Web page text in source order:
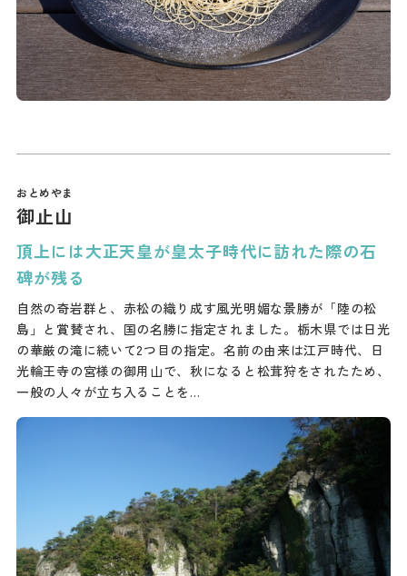
御止山
頂上には大正天皇が皇太子時代に訪れた際の石
碑が残る
自然の奇岩群と、赤松の織り成す風光明媚な景勝が「陸の松
島」と賞賛され、国の名勝に指定されました。栃木県では日光
の華厳の滝に続いて2つ目の指定。名前の由来は江戸時代、日
光輪王寺の宮様の御用山で、秋になると松茸狩をされたため、
一般の人々が立ち入ることを…